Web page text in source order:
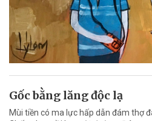
Gốc bằng lăng độc lạ
Mùi tiền có ma lực hấp dẫn đám thợ